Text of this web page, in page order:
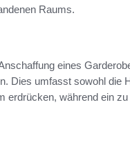
Raums.
eines
Dies umfasst sowohl die
erdrücken, während ein